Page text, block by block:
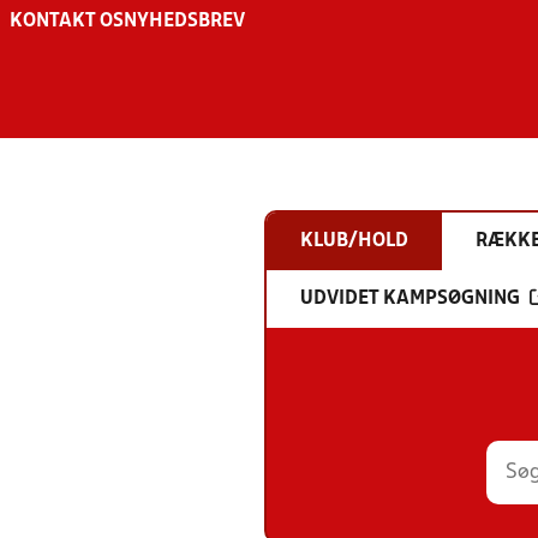
KONTAKT OS NYHEDSBREV
KLUB/HOLD
UDVIDET KAMPSØGNING